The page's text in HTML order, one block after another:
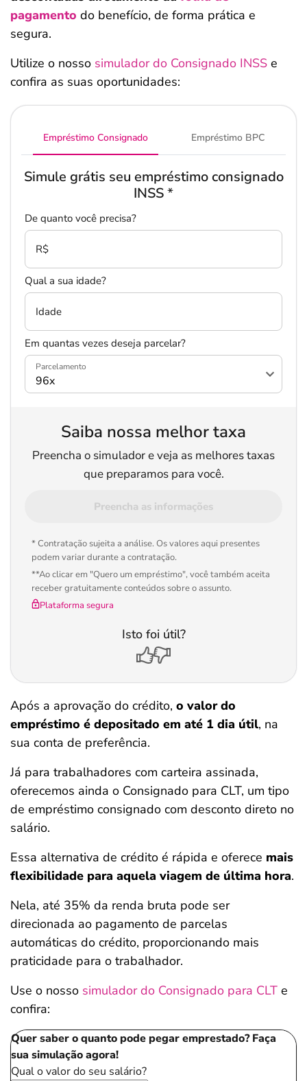
pagamento do benefício, de forma prática e
segura.
Utilize o nosso simulador do Consignado INSS e
confira as suas oportunidades:
Empréstimo Consignado Empréstimo BPC
Simule grátis seu empréstimo consignado
INSS*
De quanto você precisa?
R$
Qual a sua idade?
Idade
Em quantas vezes deseja parcelar?
Parcelamento
Saiba nossa melhor taxa
Preencha o simulador e veja as melhores taxas
que preparamos para você.
Preencha as informações
* Contratação sujeita a análise. Os valores aqui presentes
podem variar durante a contratação.
**Ao clicar em "Quero um empréstimo", você também aceita
receber gratuitamente conteúdos sobre o assunto.
Plataforma segura
Isto foi útil?
Após a aprovação do crédito, o valor do
empréstimo é depositado em até 1 dia útil, na
sua conta de preferência.
Já para trabalhadores com carteira assinada,
oferecemos ainda o Consignado para CLT, um tipo
de empréstimo consignado com desconto direto no
salário.
Essa alternativa de crédito é rápida e oferece mais
flexibilidade para aquela viagem de última hora.
Nela, até 35% da renda bruta pode ser
direcionada ao pagamento de parcelas
automáticas do crédito, proporcionando mais
praticidade para o trabalhador.
Use o nosso simulador do Consignado para CLT e
confira:
Quer saber o quanto pode pegar emprestado? Faça
sua simulação agora!
Qual o valor do seu salário?